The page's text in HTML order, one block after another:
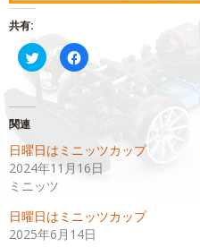
共有:
ク
リ
ッ
有
(新
し
い
ウ
ン
ド
ウ
Facebook
で
有
リ
ッ
ク
だ
さ
い
関連
日曜日はミニッツカップ
2024年11月16日
ミニッツ
日曜日はミニッツカップ
2025年6月14日